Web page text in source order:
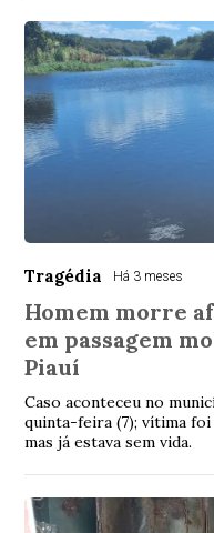
Tragédia Há 3 meses
Homem morre
em passagem
Piauí
Caso aconteceu no
quinta-feira (7); vítima
mas já estava sem vida.